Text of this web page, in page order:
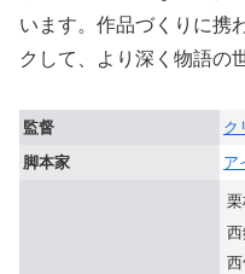
います。作品づくりに携
クして、より深く物語の
監督
ク
脚本家
ア
西